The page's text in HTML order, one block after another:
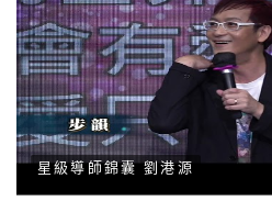
星級導師錦囊 劉港源